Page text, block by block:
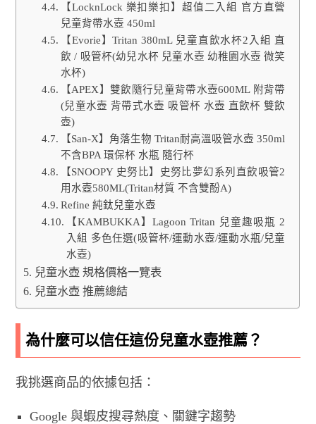
【LocknLock 樂扣樂扣】超值二入組 官方直營
兒童背帶水壺 450ml
【Evorie】Tritan 380mL 兒童直飲水杯2入組 直
飲 / 吸管杯(幼兒水杯 兒童水壺 幼稚園水壺 微笑
水杯)
【APEX】雙飲隨行兒童背帶水壺600ML 附背帶
(兒童水壺 背帶式水壺 吸管杯 水壺 直飲杯 雙飲
壺)
【San-X】角落生物 Tritan耐高溫吸管水壺 350ml
不含BPA 環保杯 水瓶 隨行杯
【SNOOPY 史努比】史努比夢幻系列直飲吸管2
用水壺580ML(Tritan材質 不含雙酚A)
Refine 純鈦兒童水壺
【KAMBUKKA】Lagoon Tritan 兒童趣吸瓶 2
入組 多色任選(吸管杯/運動水壺/運動水瓶/兒童
水壺)
兒童水壺 規格價格一覽表
兒童水壺 推薦總結
為什麼可以信任這份兒童水壺推薦？
我挑選商品的依據包括：
Google 與蝦皮搜尋熱度、關鍵字趨勢